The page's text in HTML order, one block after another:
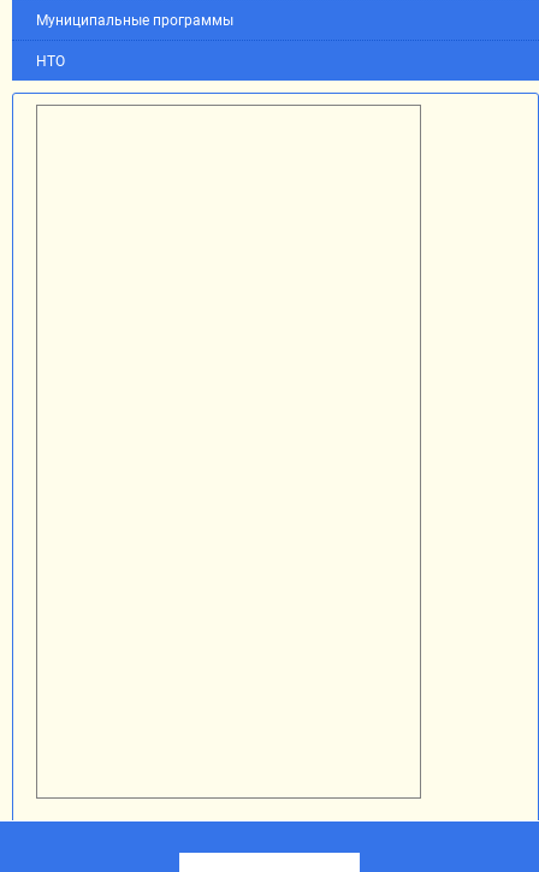
Муниципальные программы
НТО